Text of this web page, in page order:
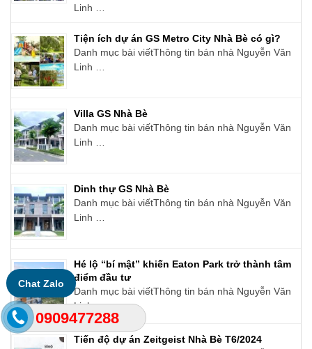
Linh …
Tiện ích dự án GS Metro City Nhà Bè có gì?
Danh mục bài viếtThông tin bán nhà Nguyễn Văn
Linh …
Villa GS Nhà Bè
Danh mục bài viếtThông tin bán nhà Nguyễn Văn
Linh …
Dinh thự GS Nhà Bè
Danh mục bài viếtThông tin bán nhà Nguyễn Văn
Linh …
Hé lộ “bí mật” khiến Eaton Park trở thành tâm
điểm đầu tư
Danh mục bài viếtThông tin bán nhà Nguyễn Văn
Linh …
Tiến độ dự án Zeitgeist Nhà Bè T6/2024
Chat Zalo
0909477288